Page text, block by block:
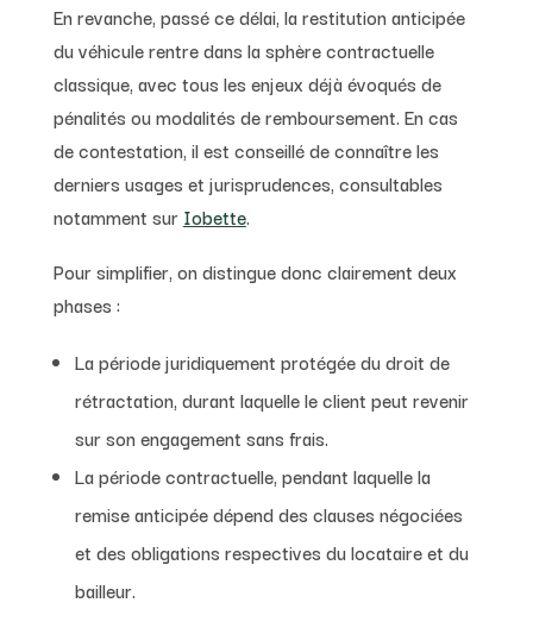
En revanche, passé ce délai, la restitution anticipée
du véhicule rentre dans la sphère contractuelle
classique, avec tous les enjeux déjà évoqués de
pénalités ou modalités de remboursement. En cas
de contestation, il est conseillé de connaître les
derniers usages et jurisprudences, consultables
notamment sur Iobette.
Pour simplifier, on distingue donc clairement deux
phases :
La période juridiquement protégée du droit de
rétractation, durant laquelle le client peut revenir
sur son engagement sans frais.
La période contractuelle, pendant laquelle la
remise anticipée dépend des clauses négociées
et des obligations respectives du locataire et du
bailleur.